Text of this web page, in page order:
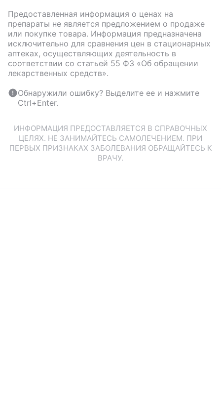
Предоставленная информация о ценах на
препараты не является предложением о продаже
или покупке товара. Информация предназначена
исключительно для сравнения цен в стационарных
аптеках, осуществляющих деятельность в
соответствии со статьей 55 ФЗ «Об обращении
лекарственных средств».
Обнаружили ошибку? Выделите ее и нажмите
Ctrl+Enter.
ИНФОРМАЦИЯ ПРЕДОСТАВЛЯЕТСЯ В СПРАВОЧНЫХ
ЦЕЛЯХ. НЕ ЗАНИМАЙТЕСЬ САМОЛЕЧЕНИЕМ. ПРИ
ПЕРВЫХ ПРИЗНАКАХ ЗАБОЛЕВАНИЯ ОБРАЩАЙТЕСЬ К
ВРАЧУ.